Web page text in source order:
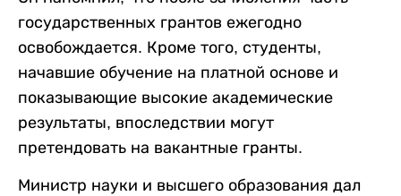
государственных грантов ежегодно
освобождается. Кроме того, студенты,
начавшие обучение на платной основе и
показывающие высокие академические
результаты, впоследствии могут
претендовать на вакантные гранты.
Министр науки и высшего образования дал